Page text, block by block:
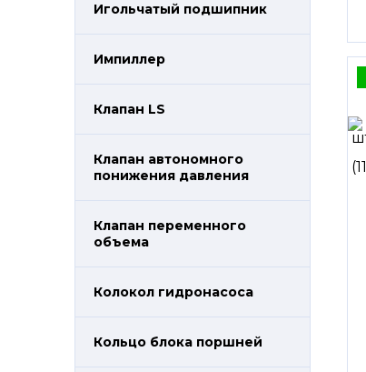
Игольчатый подшипник
Импиллер
Клапан LS
Клапан автономного
понижения давления
Клапан переменного
объема
Колокол гидронасоса
Кольцо блока поршней